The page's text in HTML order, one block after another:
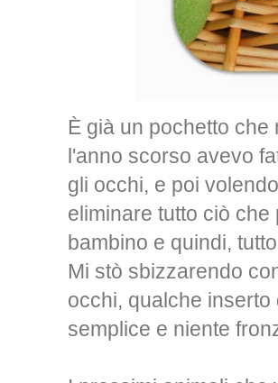
È già un pochetto
l'anno scorso avevo
gli occhi, e poi
eliminare tutto ciò
bambino e quindi,
Mi stò sbizzarendo
occhi, qualche
semplice e niente